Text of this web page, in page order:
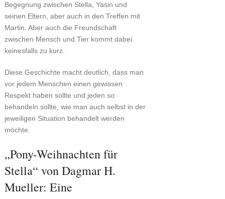
Begegnung zwischen Stella, Yasin und
seinen Eltern, aber auch in den Treffen mit
Martin. Aber auch die Freundschaft
zwischen Mensch und Tier kommt dabei
keinesfalls zu kurz.
Diese Geschichte macht deutlich, dass man
vor jedem Menschen einen gewissen
Respekt haben sollte und jeden so
behandeln sollte, wie man auch selbst in der
jeweiligen Situation behandelt werden
möchte.
„Pony-Weihnachten für
Stella“ von Dagmar H.
Mueller: Eine